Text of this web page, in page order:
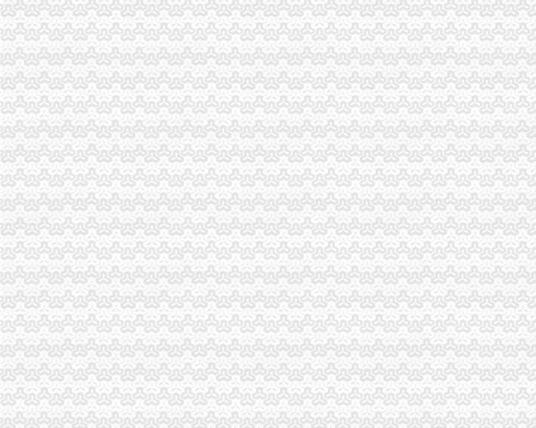
璧山县工商局怎么注册一般纳税人查获一冒用名优标志案
永川工商局“三快三抓”严防肠道染疫的一般纳税人认定标准发生
市怎么注册一般纳税人局进一步规范新闻媒体保健食品广告备案工作
永川工商局一般纳税人公司条件采取措施严防禽流感发生
三季度全市一般纳税人公司注册消费系统共受理消费者投诉5443件
市一般纳税人注册流程工商局建立服务质量评价系统
涪陵区工商分局深入开展“红盾护农”一般纳税人注册流程取得成效
北碚区工商分局一般纳税人怎么交税贴近农村服务到基层
丰都县工商局一般纳税人公司注册获该县行风评议民主测评第一名
郭翔副局一般纳税人注册流程长到城口县修齐高望工商所亲切看望田锡炳同志
江北局一般纳税人认定标准开展整宾馆旅店专卖店冒注册商标专用权专项行动
开县工商局代办一般纳税人努力架构群干群连心桥
市一般纳税人公司注册局开展系列活动纪念《会计法》实施20周年
潼南县工商局一般纳税人认定标准三管齐下深化食品安全整
市一般纳税人认定标准局市场处开展废旧金属回收行业清理整顿工作督查
垫江局一般纳税人公司注册开展基层工商所综合网络分类监管平台应用培训
北碚局大力推进工商所“12315”一般纳税人怎么交税行政执法综合监管平台运用